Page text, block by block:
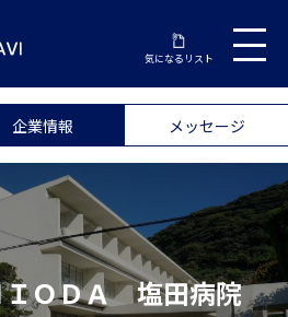
気になるリスト
企業情報 メッセージ
ＯＤＡ 塩田病院